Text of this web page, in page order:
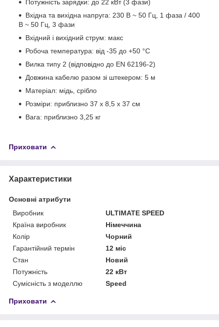
Потужність зарядки: до 22 кВт (3 фази)
Вхідна та вихідна напруга: 230 В ~ 50 Гц, 1 фаза / 400
В ~ 50 Гц, 3 фази
Вхідний і вихідний струм: макс
Робоча температура: від -35 до +50 °C
Вилка типу 2 (відповідно до EN 62196-2)
Довжина кабелю разом зі штекером: 5 м
Матеріал: мідь, срібло
Розміри: приблизно 37 x 8,5 x 37 см
Вага: приблизно 3,25 кг
Приховати
Характеристики
Основні атрибути
Виробник
ULTIMATE SPEED
Країна виробник
Німеччина
Колір
Чорний
Гарантійний термін
12 міс
Стан
Новий
Потужність
22 кВт
Сумісність з моделлю
Speed
Приховати